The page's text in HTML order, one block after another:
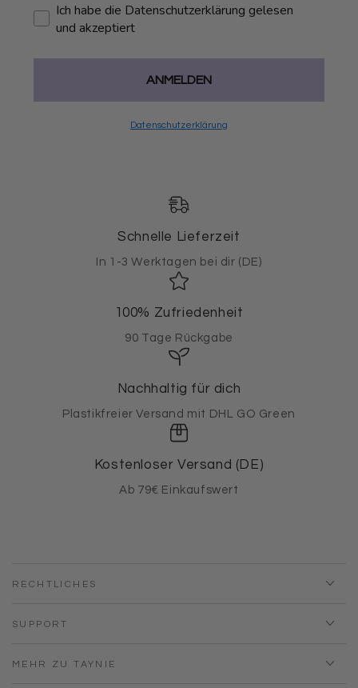
Ich habe die Datenschutzerklärung gelesen
und akzeptiert
ANMELDEN
Datenschutzerklärung
Schnelle Lieferzeit
In 1-3 Werktagen bei dir (DE)
100% Zufriedenheit
90 Tage Rückgabe
Nachhaltig für dich
Plastikfreier Versand mit DHL GO Green
Kostenloser Versand (DE)
Ab 79€ Einkaufswert
RECHTLICHES
SUPPORT
MEHR ZU TAYNIE